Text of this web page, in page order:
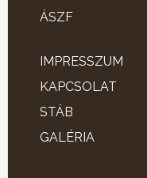
ÁSZF
IMPRESSZUM
KAPCSOLAT
STÁB
GALÉRIA